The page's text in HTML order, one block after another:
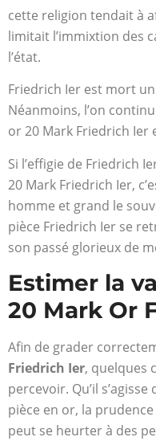
cette religion tendait à
limitait l’immixtion des
l’état.
Friedrich Ier est mort
Néanmoins, l’on
or 20 Mark Friedrich Ier
Si l’effigie de Friedrich
20 Mark Friedrich Ier,
homme et grand le
pièce Friedrich Ier se
son passé glorieux de
Estimer la
20 Mark Or
Afin de grader
Friedrich Ier, quelques
percevoir. Qu’il
pièce en or, la
peut se heurter à des